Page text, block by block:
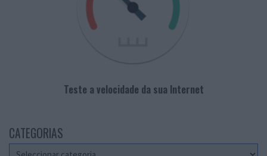
Teste a velocidade da sua Internet
CATEGORIAS
Categorias